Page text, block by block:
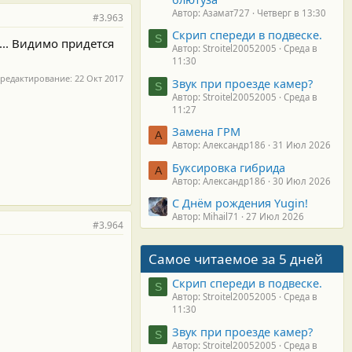
#3.963
Видимо придется
22 Окт 2017
#3.964
Автор: Азамат727 Четверг в 13:30
S Скрип спереди в подвеске.
Автор: Stroitel20052005
Среда в
11:30
S Звук при проезде камер?
Автор: Stroitel20052005
Среда в
11:27
А Замена ГРМ
Автор: Александр186 31 Июл 2026
А Буксировка гибрида
Автор: Александр186 30 Июл 2026
С Днём рождения Yugin!
Автор: Mihail71 27 Июл 2026
Самое читаемое за 5 дней
S Скрип спереди в подвеске.
Автор: Stroitel20052005
Среда в
11:30
S Звук при проезде камер?
Автор: Stroitel20052005
Среда в